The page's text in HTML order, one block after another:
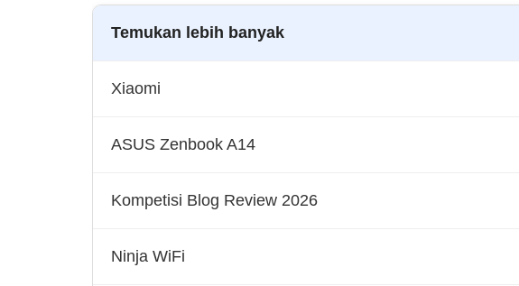
Temukan lebih banyak
Xiaomi
ASUS Zenbook A14
Kompetisi Blog Review 2026
Ninja WiFi